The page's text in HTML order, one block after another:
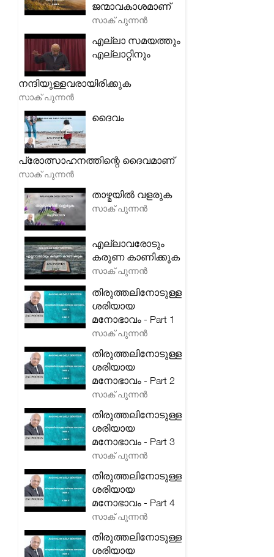
ജന്മാവകാശമാണ്
സാക് പുന്നൻ
എല്ലാ സമയത്തും
എല്ലാറ്റിനും
നന്ദിയുള്ളവരായിരിക്കുക
സാക് പുന്നൻ
ദൈവം
പ്രോത്സാഹനത്തിന്റെ ദൈവമാണ്
സാക് പുന്നൻ
താഴ്മയിൽ വളരുക
സാക് പുന്നൻ
എല്ലാവരോടും
കരുണ കാണിക്കുക
സാക് പുന്നൻ
തിരുത്തലിനോടുള്ള
ശരിയായ
മനോഭാവം - Part 1
സാക് പുന്നൻ
തിരുത്തലിനോടുള്ള
ശരിയായ
മനോഭാവം - Part 2
സാക് പുന്നൻ
തിരുത്തലിനോടുള്ള
ശരിയായ
മനോഭാവം - Part 3
സാക് പുന്നൻ
തിരുത്തലിനോടുള്ള
ശരിയായ
മനോഭാവം - Part 4
സാക് പുന്നൻ
തിരുത്തലിനോടുള്ള
ശരിയായ